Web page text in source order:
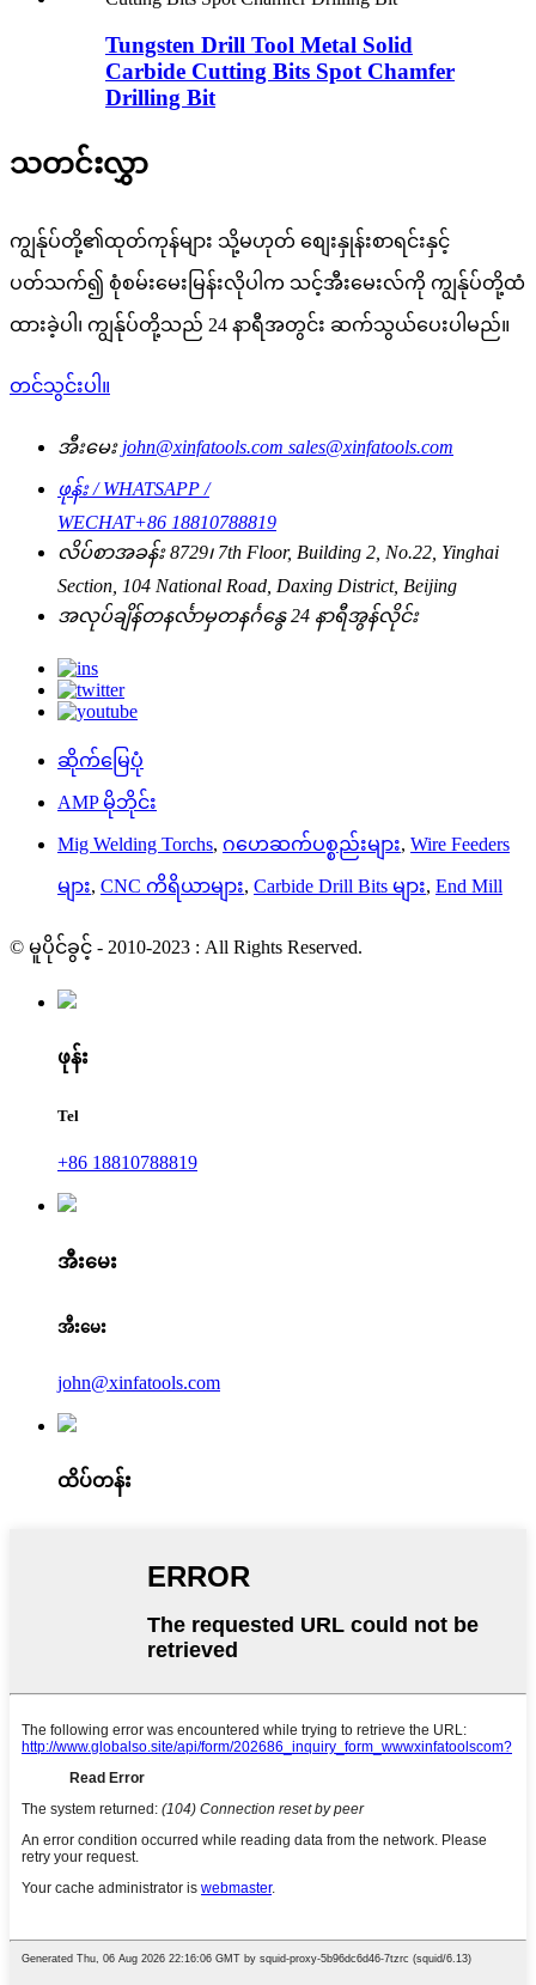
Tungsten Drill Tool Metal Solid
Carbide Cutting Bits Spot Chamfer
Drilling Bit
သတင်းလွှာ
ကျွန်ုပ်တို့၏ထုတ်ကုန်များ သို့မဟုတ် စျေးနှုန်းစာရင်းနှင့်
ပတ်သက်၍ စုံစမ်းမေးမြန်းလိုပါက သင့်အီးမေးလ်ကို ကျွန်ုပ်တို့ထံ
ထားခဲ့ပါ၊ ကျွန်ုပ်တို့သည် 24 နာရီအတွင်း ဆက်သွယ်ပေးပါမည်။
တင်သွင်းပါ။
အီးမေး john@xinfatools.com sales@xinfatools.com
ဖုန်း / WHATSAPP /
WECHAT+86 18810788819
လိပ်စာအခန်း 8729၊ 7th Floor, Building 2, No.22, Yinghai
Section, 104 National Road, Daxing District, Beijing
အလုပ်ချိန်တနင်္လာမှတနင်္ဂနွေ 24 နာရီအွန်လိုင်း
ဆိုက်မြေပုံ
AMP မိုဘိုင်း
Mig Welding Torchs, ဂဟေဆက်ပစ္စည်းများ, Wire Feeders
များ, CNC ကိရိယာများ, Carbide Drill Bits များ, End Mill
© မူပိုင်ခွင့် - 2010-2023 : All Rights Reserved.
ဖုန်း
Tel
+86 18810788819
အီးမေး
အီးမေး
john@xinfatools.com
ထိပ်တန်း